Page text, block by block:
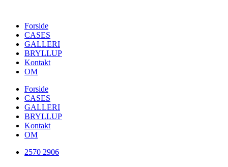
indholdForside
CASES
GALLERI
BRYLLUP
Kontakt
OM
Forside
CASES
GALLERI
BRYLLUP
Kontakt
OM
2570 2906